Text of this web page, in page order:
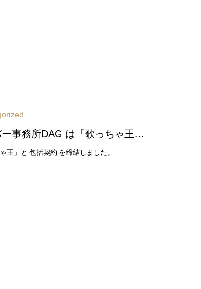
ライバー事務所DAG は「歌っちゃ王」と 包括契約 を締結しました
ゃ王」と 包括契約 を締結しました。